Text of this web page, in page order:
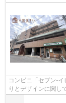
コンビニ「セブン-
りとデザインに関し